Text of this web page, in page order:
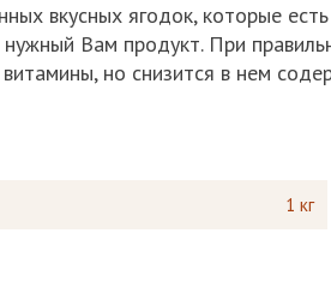
вкусных ягодок, которые
Вам продукт. При
но снизится в нем
1 кг